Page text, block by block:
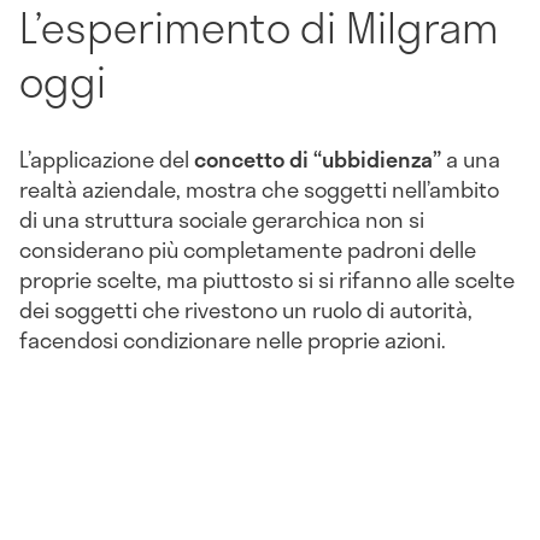
L’esperimento di Milgram
oggi
L’applicazione delconcetto di “ubbidienza”a una
realtà aziendale, mostra che soggetti nell’ambito
di una struttura sociale gerarchica non si
considerano più completamente padroni delle
proprie scelte, ma piuttosto si si rifanno alle scelte
dei soggetti che rivestono un ruolo di autorità,
facendosi condizionare nelle proprie azioni.